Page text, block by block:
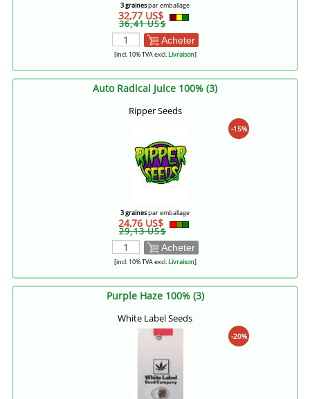
3 grainespar emballage
32,77 US$
36,41 US$
Acheter
[incl. 10% TVA excl.Livraison]
Auto Radical Juice 100% (3)
Ripper Seeds
-15%
3 grainespar emballage
24,76 US$
29,13 US$
Acheter
[incl. 10% TVA excl.Livraison]
Purple Haze 100% (3)
White Label Seeds
-20%